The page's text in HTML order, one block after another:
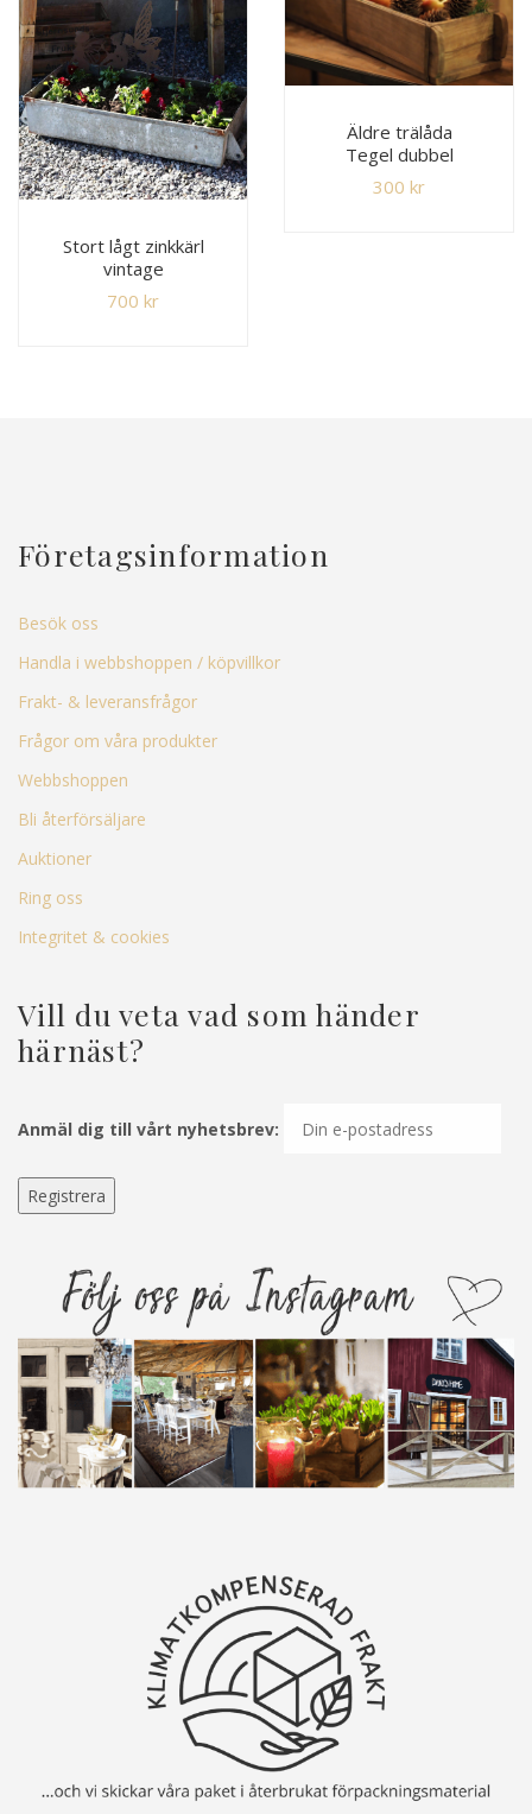
Stort lågt zinkkärl
vintage
700 kr
Äldre trälåda
Tegel dubbel
300 kr
Företagsinformation
Besök oss
Handla i webbshoppen / köpvillkor
Frakt- & leveransfrågor
Frågor om våra produkter
Webbshoppen
Bli återförsäljare
Auktioner
Ring oss
Integritet & cookies
Vill du veta vad som händer
härnäst?
Anmäl dig till vårt nyhetsbrev: